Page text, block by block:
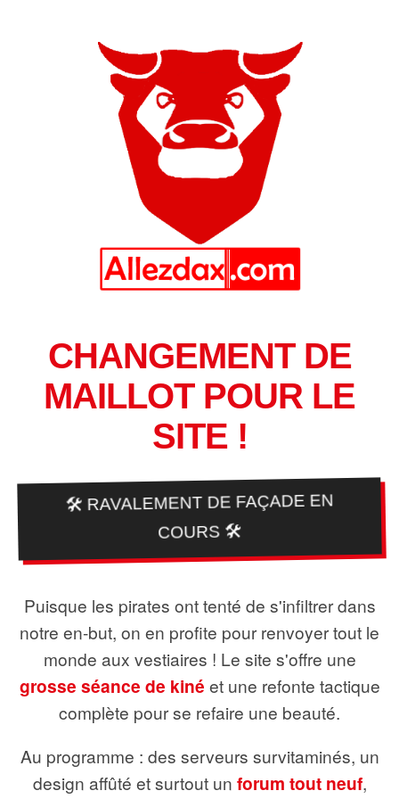
CHANGEMENT DE
MAILLOT POUR LE
SITE !
🛠️ RAVALEMENT DE FAÇADE EN
COURS 🛠️
Puisque les pirates ont tenté de s'infiltrer dans
notre en-but, on en profite pour renvoyer tout le
monde aux vestiaires ! Le site s'offre une
grosse séance de kiné et une refonte tactique
complète pour se refaire une beauté.
Au programme : des serveurs survitaminés, un
design affûté et surtout un forum tout neuf,